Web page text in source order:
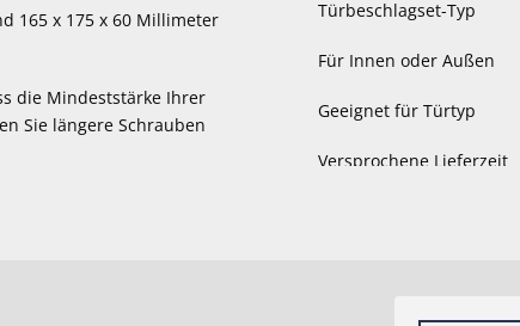
165 x 175 x 60 Millimeter
die Mindeststärke Ihrer
Sie längere Schrauben
Türbeschlagset-Typ
Für Innen oder Außen
Geeignet für Türtyp
Versprochene Lieferzeit